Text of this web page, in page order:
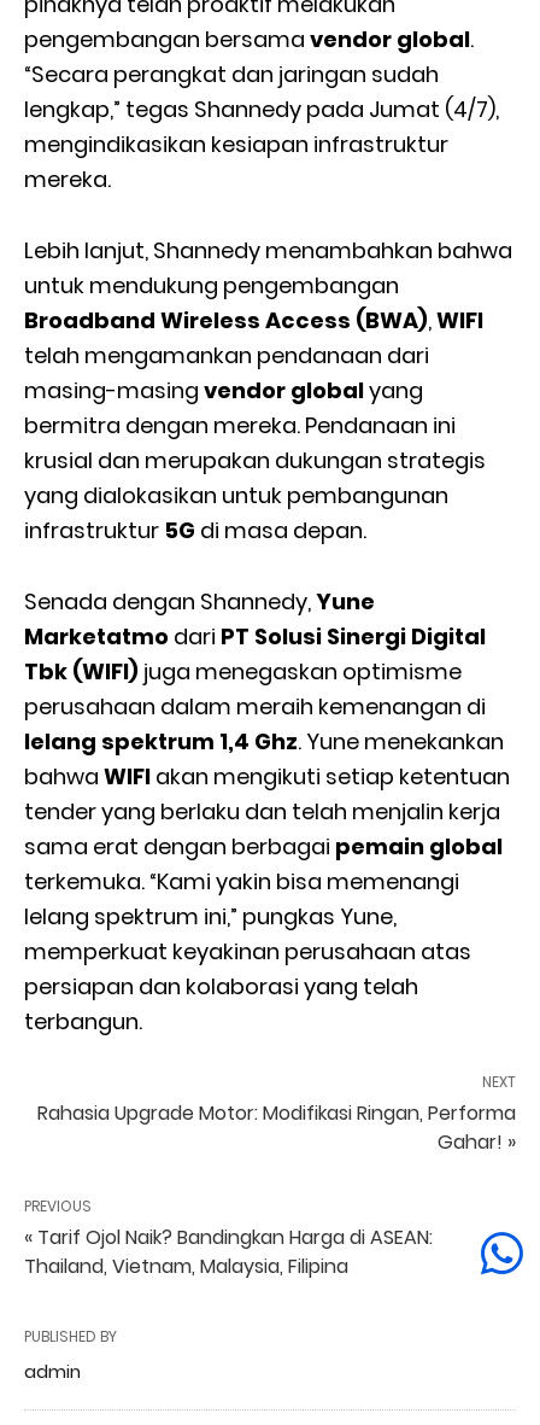
pengembangan bersama vendor global.
“Secara perangkat dan jaringan sudah
lengkap,” tegas Shannedy pada Jumat (4/7),
mengindikasikan kesiapan infrastruktur
mereka.
Lebih lanjut, Shannedy menambahkan bahwa
untuk mendukung pengembangan
Broadband Wireless Access (BWA),WIFI
telah mengamankan pendanaan dari
masing-masing vendor globalyang
bermitra dengan mereka. Pendanaan ini
krusial dan merupakan dukungan strategis
yang dialokasikan untuk pembangunan
infrastruktur 5G di masa depan.
Senada dengan Shannedy,Yune
Marketatmo dari PT Solusi Sinergi Digital
Tbk (WIFI) juga menegaskan optimisme
perusahaan dalam meraih kemenangan di
lelang spektrum 1,4 Ghz. Yune menekankan
bahwa WIFI akan mengikuti setiap ketentuan
tender yang berlaku dan telah menjalin kerja
sama erat dengan berbagai pemain global
terkemuka. “Kami yakin bisa memenangi
lelang spektrum ini,” pungkas Yune,
memperkuat keyakinan perusahaan atas
persiapan dan kolaborasi yang telah
terbangun.
NEXT
Rahasia Upgrade Motor: Modifikasi Ringan, Performa
Gahar! »
PREVIOUS
« Tarif Ojol Naik? Bandingkan Harga di ASEAN:
Thailand, Vietnam, Malaysia, Filipina
PUBLISHED BY
admin